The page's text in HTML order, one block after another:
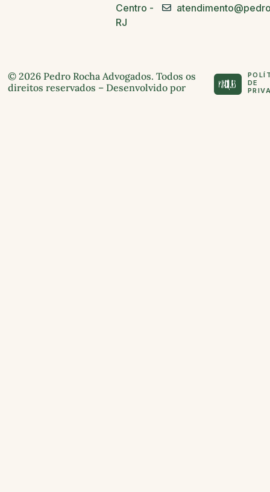
Centro -
RJ
© 2026 Pedro Rocha Advogados. Todos os
direitos reservados – Desenvolvido por
DE